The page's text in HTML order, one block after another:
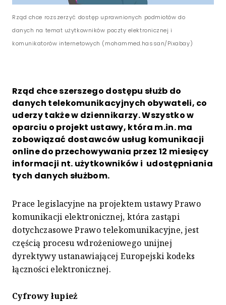
Rząd chce rozszerzyć dostęp uprawnionych podmiotów do
danych na temat użytkowników poczty elektronicznej i
komunikatorów internetowych (mohammed.hassan/Pixabay)
Rząd chce szerszego dostępu służb do
danych telekomunikacyjnych obywateli, co
uderzy także w dziennikarzy. Wszystko w
oparciu o projekt ustawy, która m.in. ma
zobowiązać dostawców usług komunikacji
online do przechowywania przez 12 miesięcy
informacji nt. użytkowników i udostępniania
tych danych służbom.
Prace legislacyjne na projektem ustawy Prawo
komunikacji elektronicznej, która zastąpi
dotychczasowe Prawo telekomunikacyjne, jest
częścią procesu wdrożeniowego unijnej
dyrektywy ustanawiającej Europejski kodeks
łączności elektronicznej.
Cyfrowy łupież